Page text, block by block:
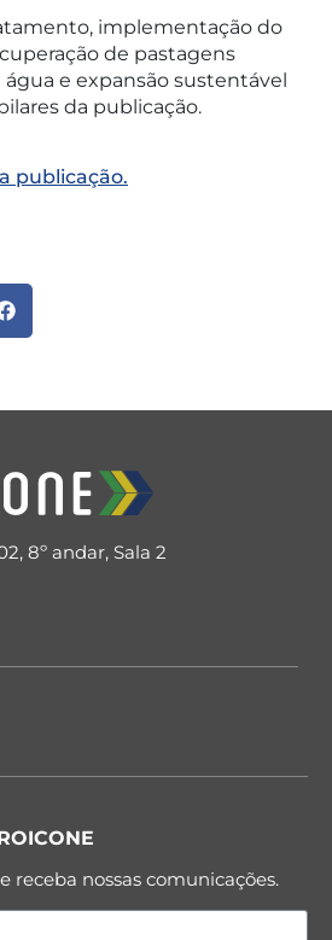
implementação do
de pastagens
água e expansão sustentável
da publicação.
publicação.
8º andar, Sala 2
receba nossas comunicações.